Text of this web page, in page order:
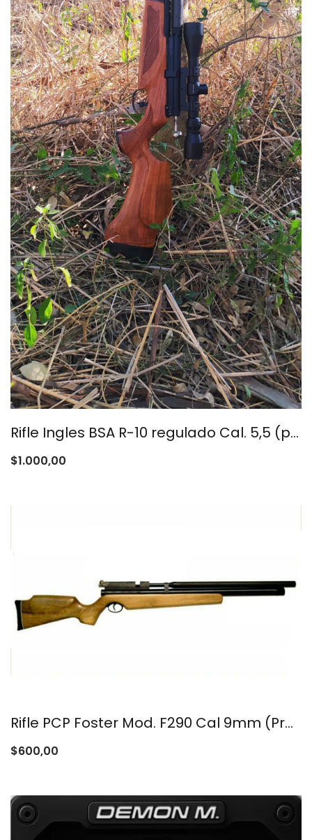
Rifle Ingles BSA R-10 regulado Cal. 5,5 (precio en dolares)
$1.000,00
Rifle PCP Foster Mod. F290 Cal 9mm (Precio dolar)
$600,00